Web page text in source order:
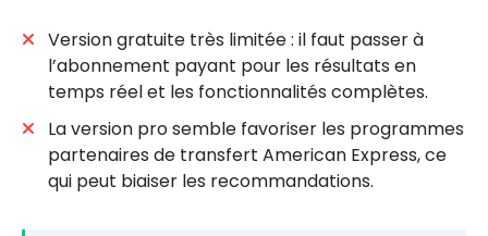
Version gratuite très limitée : il faut passer à
l’abonnement payant pour les résultats en
temps réel et les fonctionnalités complètes.
La version pro semble favoriser les programmes
partenaires de transfert American Express, ce
qui peut biaiser les recommandations.